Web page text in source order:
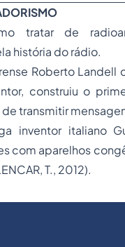
tratar de
história do rádio.
Roberto Landell
construiu o
transmitir
inventor italiano
com aparelhos
T., 2012).